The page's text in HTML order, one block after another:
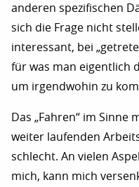
anderen spezifischen
sich die Frage nicht
interessant, bei
für was man eigentlich
um irgendwohin zu
Das „Fahren“ im Sinne
weiter laufenden
schlecht. An vielen
mich, kann mich